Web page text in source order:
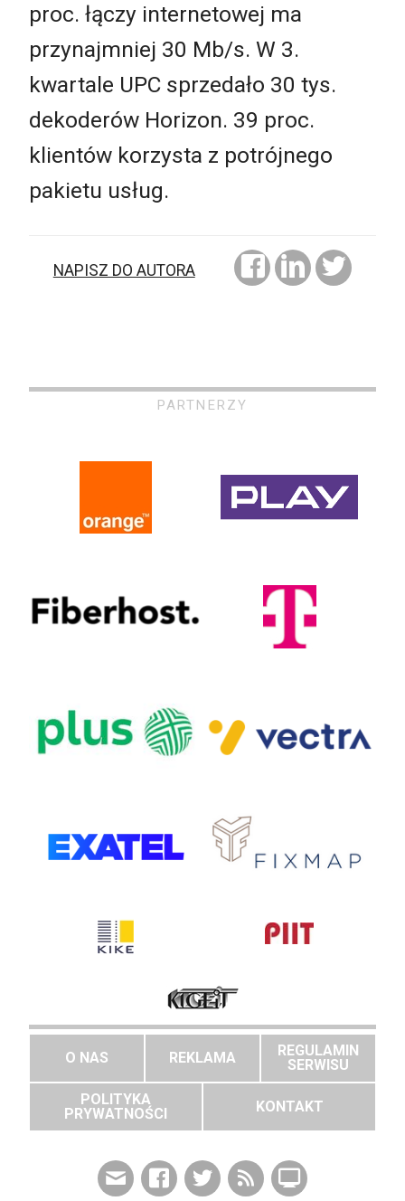
proc. łączy internetowej ma
przynajmniej 30 Mb/s. W 3.
kwartale UPC sprzedało 30 tys.
dekoderów Horizon. 39 proc.
klientów korzysta z potrójnego
pakietu usług.
NAPISZ DO AUTORA
PARTNERZY
O NAS REKLAMA
REGULAMIN
SERWISU
POLITYKA
PRYWATNOŚCI
KONTAKT